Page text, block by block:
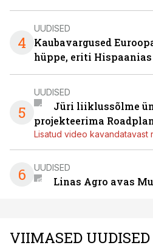
4
UUDISED
Kaubavargused
hüppe, eriti Hispaanias
5
UUDISED
Jüri liiklussõlme
projekteerima
Lisatud video kavandatavast
6 UUDISED
Linas Agro avas
VIIMASED UUDISED